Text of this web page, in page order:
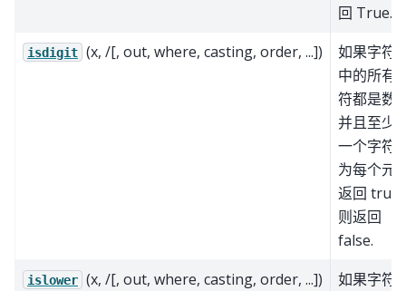
回 True.
isdigit (x, /[, out, where, casting, order, ...])
如果字符
中的所有
符都是数
并且至少
一个字符,
为每个元
返回
则返回
false.
islower (x, /[, out, where, casting, order, ...])
如果字符